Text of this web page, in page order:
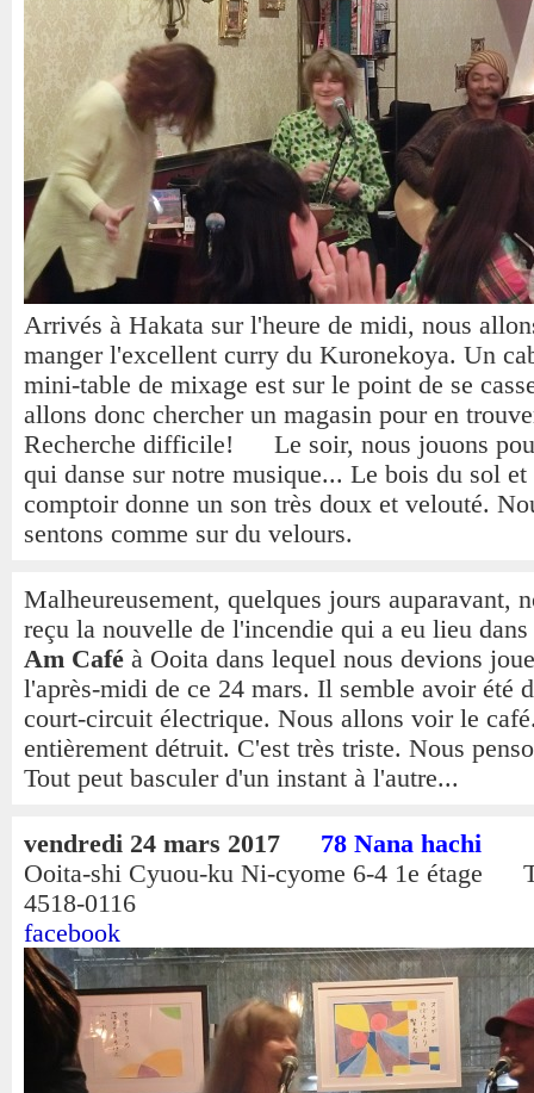
Arrivés à Hakata sur l'heure de midi, nous
manger l'excellent curry du Kuronekoya. Un
mini-table de mixage est sur le point de se
allons donc chercher un magasin pour en
Recherche difficile! Le soir, nous jouons
qui danse sur notre musique... Le bois du sol et
comptoir donne un son très doux et velouté.
sentons comme sur du velours.
Malheureusement, quelques jours auparavant,
reçu la nouvelle de l'incendie qui a eu lieu dans
Am Café à Ooita dans lequel nous devions
l'après-midi de ce 24 mars. Il semble avoir été
court-circuit électrique. Nous allons voir le
entièrement détruit. C'est très triste. Nous
Tout peut basculer d'un instant à l'autre...
vendredi 24 mars 2017
78 Nana hachi
Ooita-shi Cyuou-ku Ni-cyome 6-4 1e étage
4518-0116
facebook